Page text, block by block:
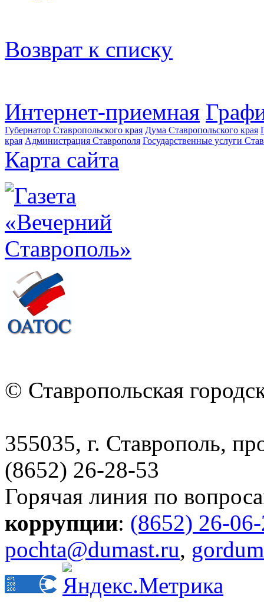
Возврат к списку
Интернет-приемная
Губернатор Ставропольского края Дума Ставропольского края
края Администрация Ставрополя Государственные услуги
Карта сайта
© Ставропольская
355035, г. Ставрополь,
(8652) 26-28-53
Горячая линия по
коррупции: (8652) 26-
pochta@dumast.ru,